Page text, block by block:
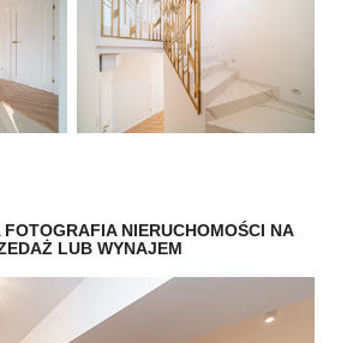
NIERUCHOMOŚCI NA
LUB WYNAJEM